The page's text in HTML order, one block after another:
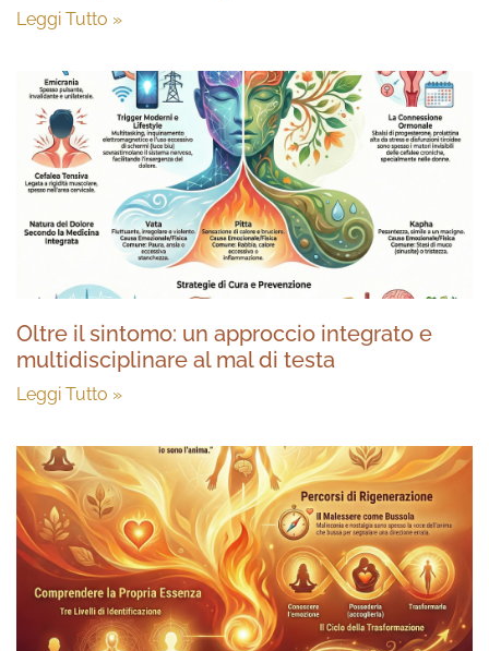
Leggi Tutto »
Oltre il sintomo: un approccio integrato e
multidisciplinare al mal di testa
Leggi Tutto »